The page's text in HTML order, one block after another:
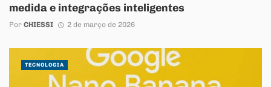
medida e integrações inteligentes
Por CHIESSI 2 de março de 2026
TECNOLOGIA